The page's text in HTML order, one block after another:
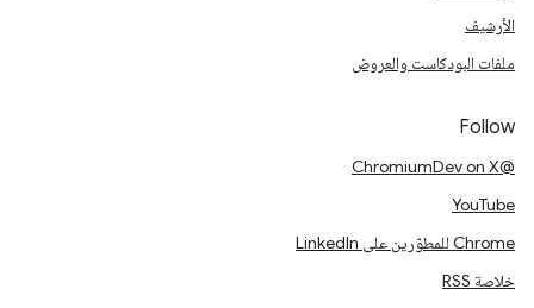
الأرشيف
ملفات البودكاست والعروض
Follow
@ChromiumDev on X
YouTube
Chrome للمطوّرين على LinkedIn
خلاصة RSS